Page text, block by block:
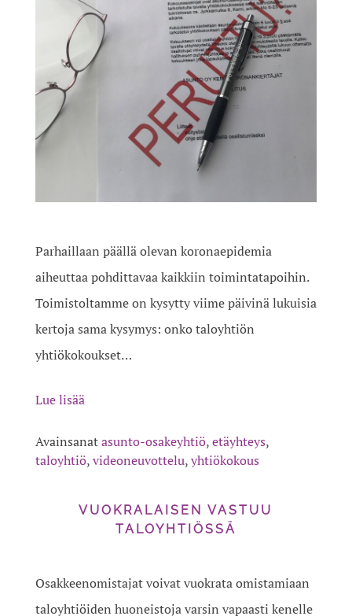
Parhaillaan päällä olevan koronaepidemia
aiheuttaa pohdittavaa kaikkiin toimintatapoihin.
Toimistoltamme on kysytty viime päivinä lukuisia
kertoja sama kysymys: onko taloyhtiön
yhtiökokoukset…
Lue lisää
Avainsanatasunto-osakeyhtiö,etäyhteys,
taloyhtiö,videoneuvottelu,yhtiökokous
VUOKRALAISEN VASTUU
TALOYHTIÖSSÄ
Osakkeenomistajat voivat vuokrata omistamiaan
taloyhtiöiden huoneistoja varsin vapaasti kenelle